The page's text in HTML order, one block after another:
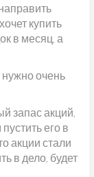
купить
в месяц, а
очень
запас акций,
его в
акции стали
в дело, будет